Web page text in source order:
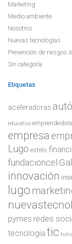
Marketing
Medio ambiente
Nosotros
Nuevas tecnologías
Prevención de riesgos
Sin categoría
Etiquetas
aceleradoras
educativo
empresa
Lugo estrés
fundacioncel
innovación
lugo
pymes redes
tecnología tic